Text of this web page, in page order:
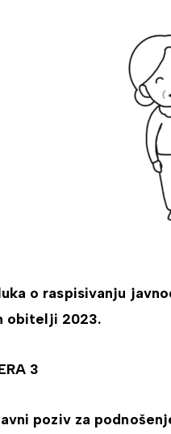
o raspisivanju
obitelji 2023.
3
poziv za